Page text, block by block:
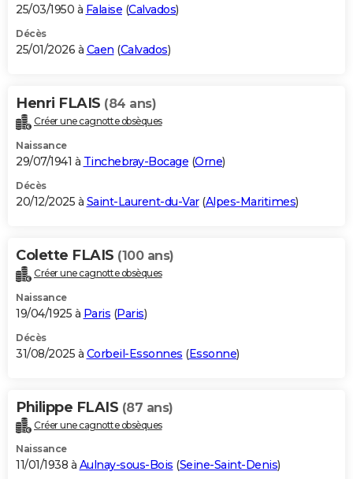
S'inscrire
Se connecter
Lycées
Collèges
Primaires
Universités
Entreprises
Service militaire
Avis de recherche
AVIS DE DÉCÈS
Bricolage
Lifestyle
Culture
Sport
Auto
Television
Voyage
Cinema
25/03/1950 à Falaise (Calvados)
Décès
25/01/2026 à Caen (Calvados)
Henri FLAIS (84 ans)
Créer une cagnotte obsèques
Naissance
29/07/1941 à Tinchebray-Bocage (Orne)
Décès
20/12/2025 à Saint-Laurent-du-Var(Alpes-Maritimes)
Colette FLAIS (100 ans)
Créer une cagnotte obsèques
Naissance
19/04/1925 à Paris (Paris)
Décès
31/08/2025 à Corbeil-Essonnes (Essonne)
Philippe FLAIS (87 ans)
Créer une cagnotte obsèques
Naissance
11/01/1938 à Aulnay-sous-Bois (Seine-Saint-Denis)